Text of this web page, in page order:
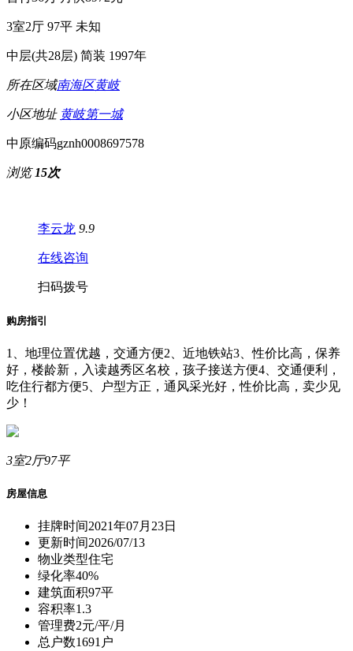
3室2厅 97平 未知
中层(共28层) 简装 1997年
所在区域南海区黄岐
小区地址 黄岐第一城
中原编码gznh0008697578
浏览15次
李云龙 9.9
在线咨询
扫码拨号
购房指引
1、地理位置优越，交通方便2、近地铁站3、性价比高，保养
好，楼龄新，入读越秀区名校，孩子接送方便4、交通便利，
吃住行都方便5、户型方正，通风采光好，性价比高，卖少见
少！
3室2厅97平
房屋信息
挂牌时间2021年07月23日
更新时间2026/07/13
物业类型住宅
绿化率40%
建筑面积97平
容积率1.3
管理费2元/平/月
总户数1691户